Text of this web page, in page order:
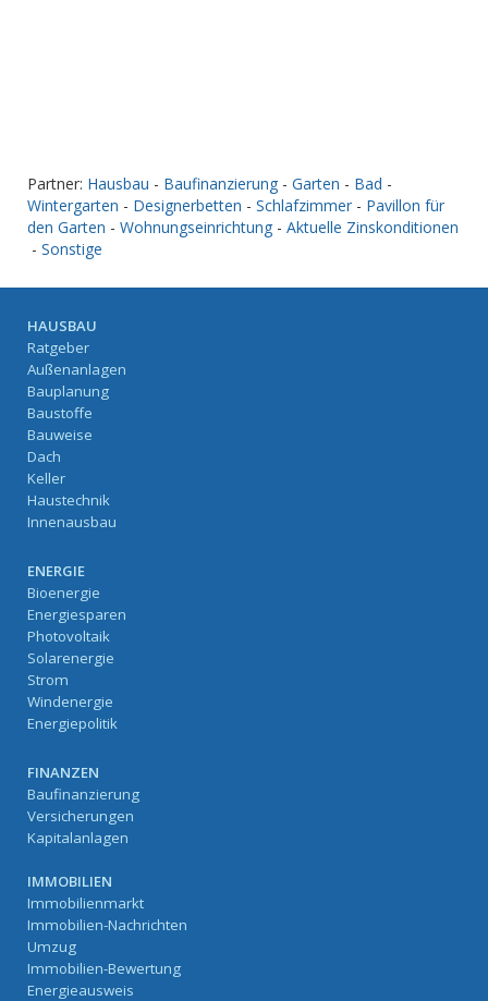
Partner: Hausbau - Baufinanzierung - Garten - Bad -
Wintergarten - Designerbetten - Schlafzimmer - Pavillon für
den Garten - Wohnungseinrichtung - Aktuelle Zinskonditionen
- Sonstige
HAUSBAU
Ratgeber
Außenanlagen
Bauplanung
Baustoffe
Bauweise
Dach
Keller
Haustechnik
Innenausbau
ENERGIE
Bioenergie
Energiesparen
Photovoltaik
Solarenergie
Strom
Windenergie
Energiepolitik
FINANZEN
Baufinanzierung
Versicherungen
Kapitalanlagen
IMMOBILIEN
Immobilienmarkt
Immobilien-Nachrichten
Umzug
Immobilien-Bewertung
Energieausweis